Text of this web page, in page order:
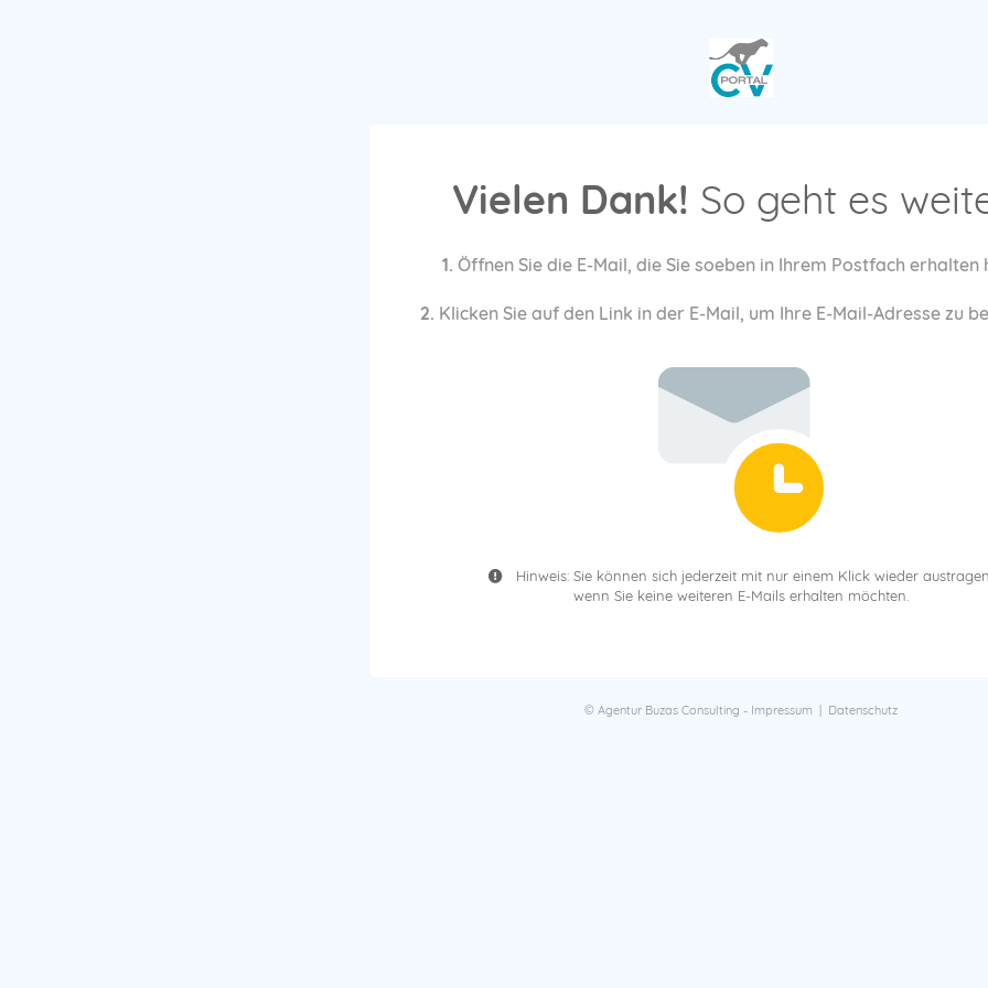
Vielen Dank! So geht es
1. Öffnen Sie die E-Mail, die Sie soeben in Ihrem Postfach erhalten
2. Klicken Sie auf den Link in der E-Mail, um Ihre E-Mail-Adresse zu
Hinweis: Sie können sich jederzeit mit nur einem Klick wieder
wenn Sie keine weiteren E-Mails erhalten möchten.
© Agentur Buzas Consulting - Impressum | Datenschutz